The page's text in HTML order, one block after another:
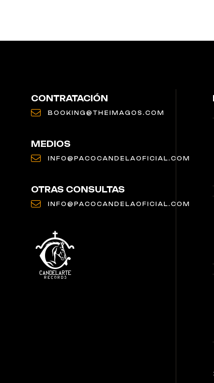
CONTRATACIÓN
BOOKING@THEIMAGOS.COM
MEDIOS
INFO@PACOCANDELAOFICIAL.COM
OTRAS CONSULTAS
INFO@PACOCANDELAOFICIAL.COM